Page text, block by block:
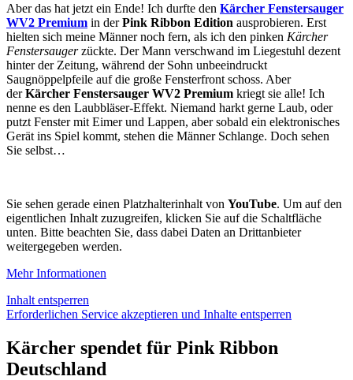
Aber das hat jetzt ein Ende! Ich durfte den Kärcher Fenstersauger
WV2 Premium in derPink Ribbon Edition ausprobieren. Erst
hielten sich meine Männer noch fern, als ich den pinken Kärcher
Fenstersaugerzückte. Der Mann verschwand im Liegestuhl dezent
hinter der Zeitung, während der Sohn unbeeindruckt
Saugnöppelpfeile auf die große Fensterfront schoss. Aber
derKärcher Fenstersauger WV2 Premium kriegt sie alle! Ich
nenne es den Laubbläser-Effekt. Niemand harkt gerne Laub, oder
putzt Fenster mit Eimer und Lappen, aber sobald ein elektronisches
Gerät ins Spiel kommt, stehen die Männer Schlange. Doch sehen
Sie selbst…
Sie sehen gerade einen Platzhalterinhalt von YouTube. Um auf den
eigentlichen Inhalt zuzugreifen, klicken Sie auf die Schaltfläche
unten. Bitte beachten Sie, dass dabei Daten an Drittanbieter
weitergegeben werden.
Mehr Informationen
Inhalt entsperren
Erforderlichen Service akzeptieren und Inhalte entsperren
Kärcher spendet für Pink Ribbon
Deutschland